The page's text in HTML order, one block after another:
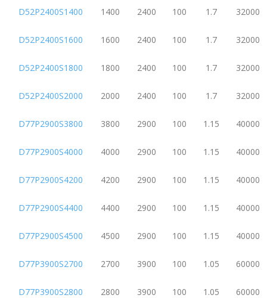
D52P2400S1400 1400 2400 100 1.7 32000
D52P2400S1600 1600 2400 100 1.7 32000
D52P2400S1800 1800 2400 100 1.7 32000
D52P2400S2000 2000 2400 100 1.7 32000
D77P2900S3800 3800 2900 100 1.15 40000
D77P2900S4000 4000 2900 100 1.15 40000
D77P2900S4200 4200 2900 100 1.15 40000
D77P2900S4400 4400 2900 100 1.15 40000
D77P2900S4500 4500 2900 100 1.15 40000
D77P3900S2700 2700 3900 100 1.05 60000
D77P3900S2800 2800 3900 100 1.05 60000